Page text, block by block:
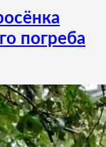
погреба